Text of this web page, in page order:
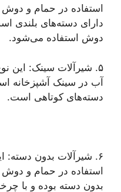
استفاده در حمام و دوش
دارای دسته‌های بلندی
دوش استفاده می‌شود.
۵. شیرآلات سینک: این
آب در سینک آشپزخانه
دسته‌های کوتاهی است.
۶. شیرآلات بدون دسته:
استفاده در حمام و دوش
بدون دسته بوده و با